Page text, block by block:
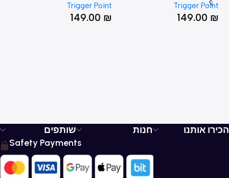
Trigger Point
149.00 ₪
Trigger Point
149.00 ₪
הכירו אותנו חנות
שותפים
Safety Payments